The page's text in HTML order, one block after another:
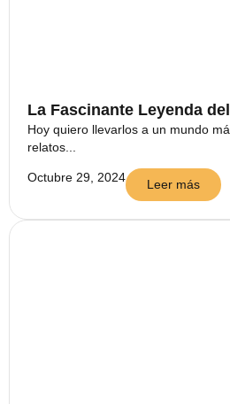
La Fascinante Leyenda
Hoy quiero llevarlos a un mundo
relatos...
Octubre 29, 2024 Leer más